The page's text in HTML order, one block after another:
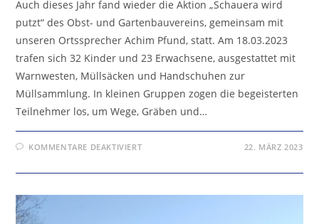
Auch dieses Jahr fand wieder die Aktion „Schauera wird
putzt“ des Obst- und Gartenbauvereins, gemeinsam mit
unseren Ortssprecher Achim Pfund, statt. Am 18.03.2023
trafen sich 32 Kinder und 23 Erwachsene, ausgestattet mit
Warnwesten, Müllsäcken und Handschuhen zur
Müllsammlung. In kleinen Gruppen zogen die begeisterten
Teilnehmer los, um Wege, Gräben und…
KOMMENTARE DEAKTIVIERTFÜR
PUTZT“
22. MÄRZ 2023